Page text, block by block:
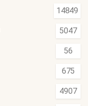
14849
5047
56
675
4907